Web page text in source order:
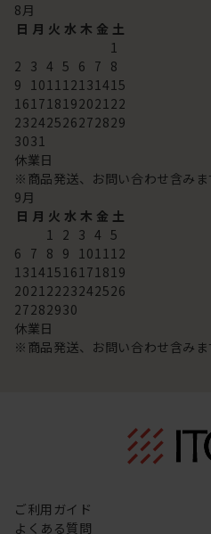
8月
日 月 火 水 木 金 土
1
2 3 4 5 6 7 8
9 101112131415
16171819202122
23242526272829
3031
休業日
※商品発送、お問い合わせ含みま
9月
日 月 火 水 木 金 土
1 2 3 4 5
6 7 8 9 101112
13141516171819
20212223242526
27282930
休業日
※商品発送、お問い合わせ含みま
ご利用ガイド
よくある質問